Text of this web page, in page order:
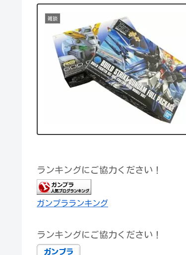
雑談
ランキングにご協力ください！
ガンプラランキング
ランキングにご協力ください！